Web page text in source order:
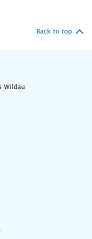
Back to top
Wildau